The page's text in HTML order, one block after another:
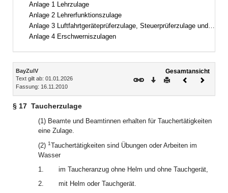
Anlage 1 Lehrzulage
Anlage 2 Lehrerfunktionszulage
Anlage 3 Luftfahrtgeräteprüferzulage, Steuerprüferzulage und Justizwachtmeisterzulage
Anlage 4 Erschwerniszulagen
Inhalt
BayZulV
Text gilt ab: 01.01.2026
Fassung: 16.11.2010
Gesamtansicht
Download
DruckenVorheriges
§ 17 Taucherzulage
(1) Beamte und Beamtinnen erhalten für Tauchertätigkeiten
eine Zulage.
(2) 1Tauchertätigkeiten sind Übungen oder Arbeiten im
Wasser
1.
im Taucheranzug ohne Helm und ohne Tauchgerät,
2.
mit Helm oder Tauchgerät.